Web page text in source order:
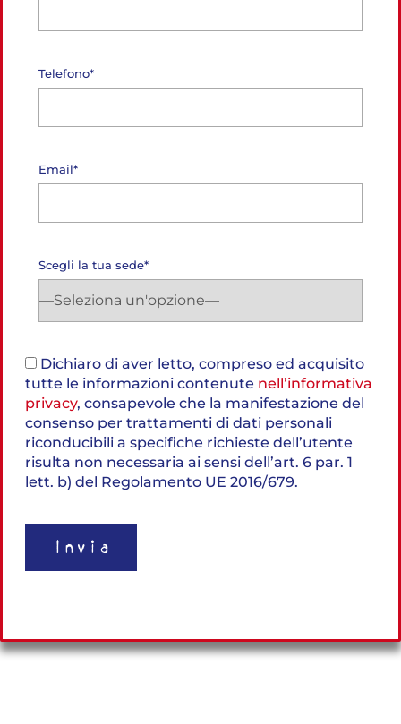
Telefono*
Email*
Scegli la tua sede*
Dichiaro di aver letto, compreso ed acquisito
tutte le informazioni contenute nell’informativa
privacy, consapevole che la manifestazione del
consenso per trattamenti di dati personali
riconducibili a specifiche richieste dell’utente
risulta non necessaria ai sensi dell’art. 6 par. 1
lett. b) del Regolamento UE 2016/679.